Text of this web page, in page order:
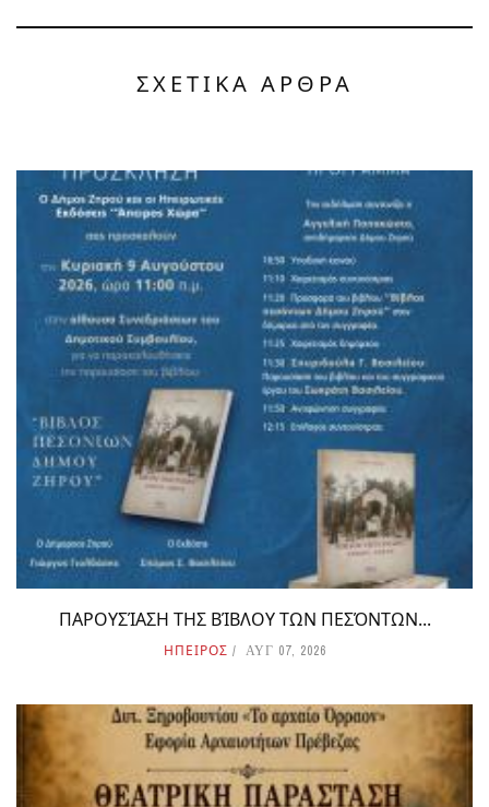
ΣΧΕΤΙΚΑ ΑΡΘΡΑ
ΠΑΡΟΥΣΊΑΣΗ ΤΗΣ ΒΊΒΛΟΥ ΤΩΝ ΠΕΣΌΝΤΩΝ...
ΗΠΕΙΡΟΣ ΑΥΓ 07, 2026